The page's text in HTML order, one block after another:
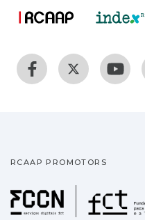
RCAAP PROMOTORS